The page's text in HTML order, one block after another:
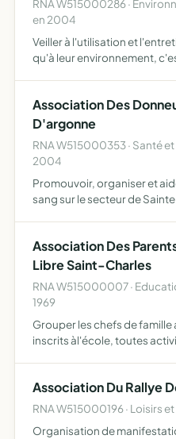
RNA W515000286 ·
en 2004
Veiller à l'utilisation et
qu'à leur environnement,
Association Des
D'argonne
RNA W515000353 · Santé
2004
Promouvoir, organiser et
sang sur le secteur de
Association Des
Libre Saint-Charles
RNA W515000007 ·
1969
Grouper les chefs de
inscrits àl'école, toutes
Association Du Rallye
RNA W515000196 · Loisirs
Organisation de